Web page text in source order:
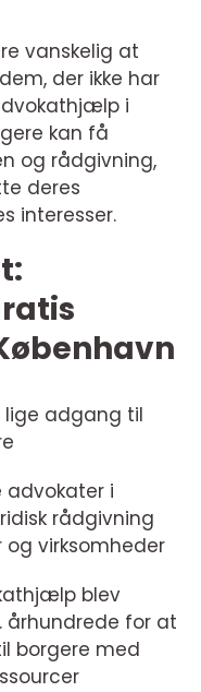
vanskelig at
der ikke har
i
kan få
og rådgivning,
deres
interesser.
lige adgang til
advokater i
rådgivning
virksomheder
blev
for at
borgere med